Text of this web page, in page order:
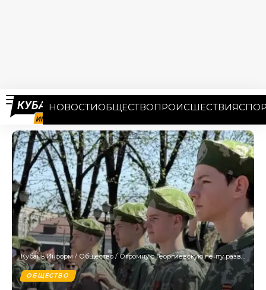
НОВОСТИОБЩЕСТВОПРОИСШЕСТВИЯ
Кубань Информ / Общество / Огромную Георгиевскую ленту развернули в День Победы в Краснодаре
ОБЩЕСТВО